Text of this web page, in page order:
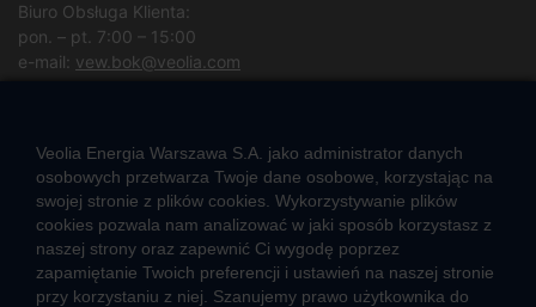
Biuro Obsługa Klienta:
pon. – pt. 7:00 – 15:00
e-mail: vew.bok@veolia.com
CIEPŁO SYSTEMOWE
Zalety ciepła systemowego
Pomyśl ciepło o lokatorach – nie wyłączaj węzła!
Veolia Energia Warszawa S.A. jako administrator danych
osobowych przetwarza Twoje dane osobowe, korzystając na
swojej stronie z plików cookies. Wykorzystywanie plików
cookies pozwala nam analizować w jaki sposób korzystasz z
naszej strony oraz zapewnić Ci wygodę poprzez
zapamiętanie Twoich preferencji i ustawień na naszej stronie
przy korzystaniu z niej. Szanujemy prawo użytkownika do